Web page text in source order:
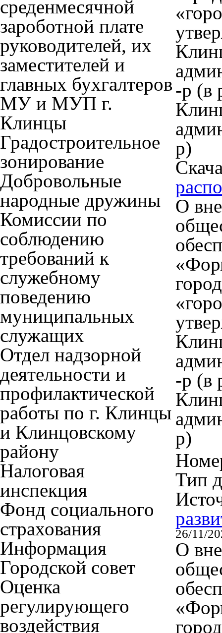
среденмесячной
зароботной плате
руководителей, их
заместителей и
главных бухгалтеров
МУ и МУП г.
Клинцы
Градостроительное
зонирование
Добровольные
народные дружины
Комиссии по
соблюдению
требований к
служебному
поведению
муниципальных
служащих
Отдел надзорной
деятельности и
профилактической
работы по г. Клинцы
и Клинцовскому
району
Налоговая
инспекция
Фонд социального
страхования
Информация
Городской совет
Оценка
регулирующего
воздействия
-р (в
р)
О
-р (в
р)
Тип
26/11/
О